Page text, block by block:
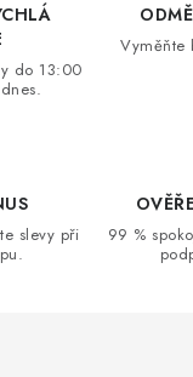
do 13:00
Vyměňte
slevy při
99 %